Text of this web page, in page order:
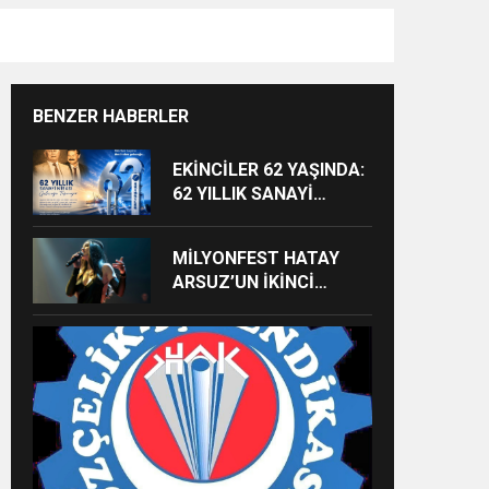
BENZER HABERLER
EKİNCİLER 62 YAŞINDA:
62 YILLIK SANAYİ
MİLYONFEST HATAY
ARSUZ’UN İKİNCİ
ÇAPANOĞLU SAHNE
ALACAK